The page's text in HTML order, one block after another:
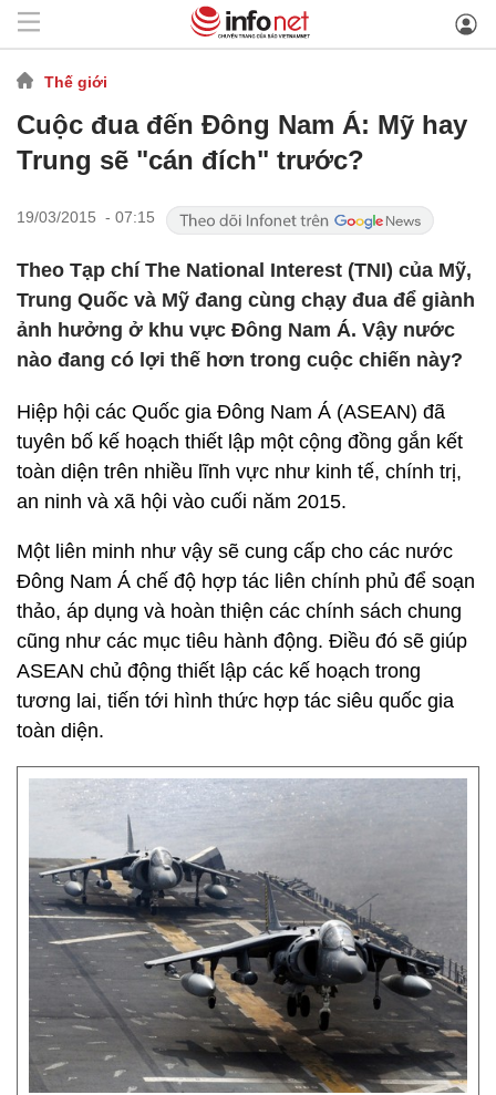
Thế giới
Cuộc đua đến Đông Nam Á: Mỹ hay
Trung sẽ "cán đích" trước?
19/03/2015 - 07:15
Theo Tạp chí The National Interest (TNI) của Mỹ,
Trung Quốc và Mỹ đang cùng chạy đua để giành
ảnh hưởng ở khu vực Đông Nam Á. Vậy nước
nào đang có lợi thế hơn trong cuộc chiến này?
Hiệp hội các Quốc gia Đông Nam Á (ASEAN) đã
tuyên bố kế hoạch thiết lập một cộng đồng gắn kết
toàn diện trên nhiều lĩnh vực như kinh tế, chính trị,
an ninh và xã hội vào cuối năm 2015.
Một liên minh như vậy sẽ cung cấp cho các nước
Đông Nam Á chế độ hợp tác liên chính phủ để soạn
thảo, áp dụng và hoàn thiện các chính sách chung
cũng như các mục tiêu hành động. Điều đó sẽ giúp
ASEAN chủ động thiết lập các kế hoạch trong
tương lai, tiến tới hình thức hợp tác siêu quốc gia
toàn diện.